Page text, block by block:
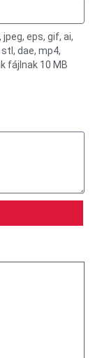
eps, gif, ai,
dae, mp4,
fájlnak 10 MB